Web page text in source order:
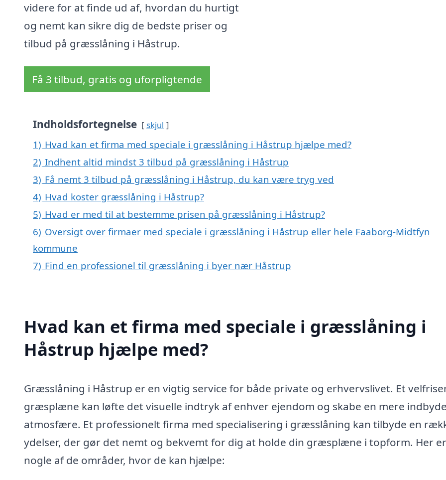
videre for at finde ud af, hvordan du hurtigt
og nemt kan sikre dig de bedste priser og
tilbud på græsslåning i Håstrup.
Få 3 tilbud, gratis og uforpligtende
Indholdsfortegnelse skjul
1) Hvad kan et firma med speciale i græsslåning i Håstrup hjælpe med?
2) Indhent altid mindst 3 tilbud på græsslåning i Håstrup
3) Få nemt 3 tilbud på græsslåning i Håstrup, du kan være tryg ved
4) Hvad koster græsslåning i Håstrup?
5) Hvad er med til at bestemme prisen på græsslåning i Håstrup?
6) Oversigt over firmaer med speciale i græsslåning i Håstrup eller hele Faaborg-Midtfyn
kommune
7) Find en professionel til græsslåning i byer nær Håstrup
Hvad kan et firma med speciale i græsslåning i
Håstrup hjælpe med?
Græsslåning i Håstrup er en vigtig service for både private og erhvervslivet. Et
græsplæne kan løfte det visuelle indtryk af enhver ejendom og skabe en mere
atmosfære. Et professionelt firma med specialisering i græsslåning kan tilbyde en
ydelser, der gør det nemt og bekvemt for dig at holde din græsplæne i topform. Her er
nogle af de områder, hvor de kan hjælpe: